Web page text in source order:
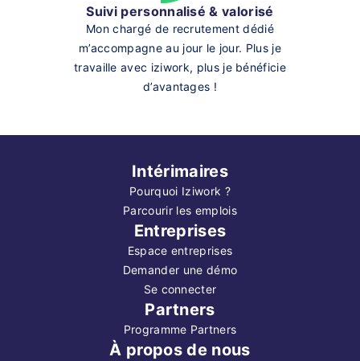
Suivi personnalisé & valorisé
Mon chargé de recrutement dédié
m’accompagne au jour le jour. Plus je
travaille avec iziwork, plus je bénéficie
d’avantages !
Intérimaires
Pourquoi Iziwork ?
Parcourir les emplois
Entreprises
Espace entreprises
Demander une démo
Se connecter
Partners
Programme Partners
À propos de nous